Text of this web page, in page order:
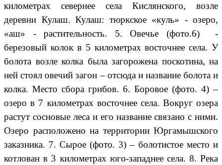
километрах севернее села Кислянского, возле
деревни Кулаш. Кулаш: тюркское «куль» - озеро,
«аш» - растительность. 5. Овечье (фото.6) -
березовый колок в 5 километрах восточнее села. У
болота возле колка была загорожена поскотина, на
ней стоял овечий загон – отсюда и название болота и
колка. Место сбора грибов. 6. Боровое (фото. 4) –
озеро в 7 километрах восточнее села. Вокруг озера
растут сосновые леса и его название связано с ними.
Озеро расположено на территории Юргамышского
заказника. 7. Сырое (фото. 3) – болотистое место и
котлован в 3 километрах юго-западнее села. 8. Река